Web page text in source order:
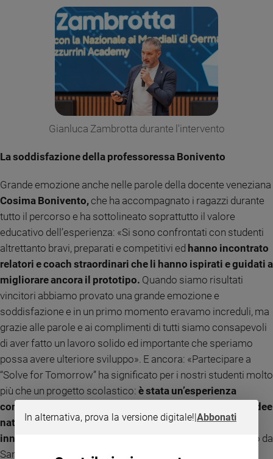
Pubblicità
Redazione
Gianluca Zambrotta durante l'intervento
La soddisfazione della professoressa Bonivento
Grande emozione anche nelle parole della docente veneziana
Cosima Bonivento, che ha accompagnato i ragazzi durante
tutto il percorso e ha sottolineato soprattutto il valore
educativo dell’esperienza: «Si sono confrontati con studenti
altrettanto bravi, preparati e competitivi ed hanno incontrato
relatori e coach straordinari che li hanno ispirati e guidati a
migliorare ancora il prototipo. Quando siamo risultati
vincitori abbiamo provato una grande emozione e
soddisfazione e in un primo momento eravamo increduli, ma
grazie alle parole e ai complimenti di tutti siamo consapevoli
di aver fatto un lavoro solido ed importante che speriamo
possa avere ulteriore sviluppo». E ancora: «Partecipare a
“Solve for Tomorrow” ha significato per i nostri studenti molto
più che un progetto scolastico: è stata un’esperienza
concreta di collaborazione, creatività e crescita, in cui idee
nate da bisogni reali si sono trasformate in soluzioni
innovative.
Vedere il progetto Active Balance riconosciuto da
Samsung e vivere l’Hackathon di Milano ha reso questo
In alternativa, prova la versione digitale!|Abbonati